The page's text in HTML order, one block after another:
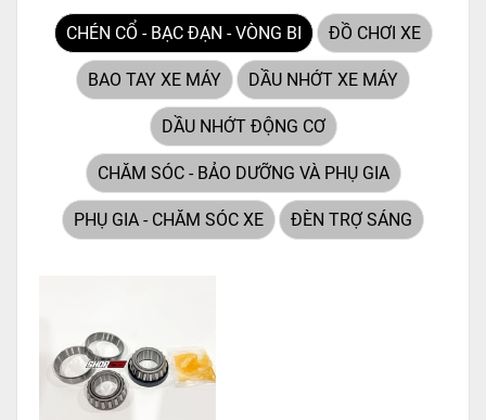
dành riêng cho "chiến mã"
này. Vớicông nghệ MF
(Maintenance Free)tiên tiến,
loại ắc quy khô này hoàn
toàn không cần bảo dưỡng.
CHÉN CỔ - BẠC ĐẠN - VÒNG BI ĐỒ CHƠI XE
BAO TAY XE MÁY DẦU NHỚT XE MÁY
DẦU NHỚT ĐỘNG CƠ
CHĂM SÓC - BẢO DƯỠNG VÀ PHỤ GIA
PHỤ GIA - CHĂM SÓC XE ĐÈN TRỢ SÁNG